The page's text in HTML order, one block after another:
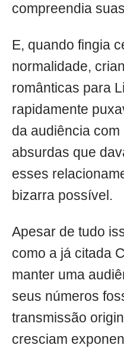
compreendia
E, quando fingia
normalidade,
românticas para
rapidamente
da audiência
absurdas que
esses
bizarra possível.
Apesar de tudo
como a já citada
manter uma
seus números
transmissão
cresciam